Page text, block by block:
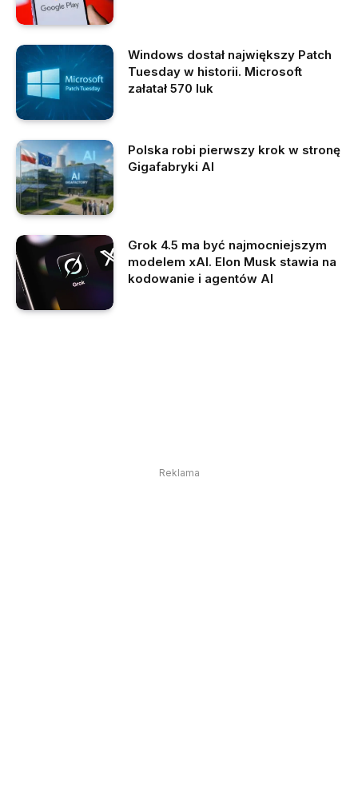
Windows dostał największy Patch
Tuesday w historii. Microsoft
załatał 570 luk
Polska robi pierwszy krok w stronę
Gigafabryki AI
Grok 4.5 ma być najmocniejszym
modelem xAI. Elon Musk stawia na
kodowanie i agentów AI
Reklama